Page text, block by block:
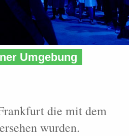
Umgebung
die mit dem
wurden.